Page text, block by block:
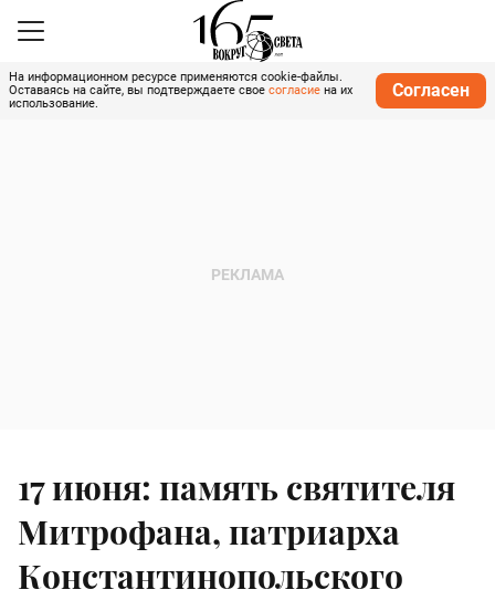
На информационном ресурсе применяются cookie-файлы.
Оставаясь на сайте, вы подтверждаете свое согласие на их
использование.
Согласен
17 июня: память святителя
Митрофана, патриарха
Константинопольского